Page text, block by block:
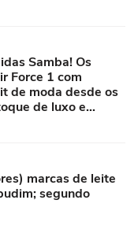
Samba! Os
Force 1 com
de moda desde os
de luxo e
marcas de leite
segundo